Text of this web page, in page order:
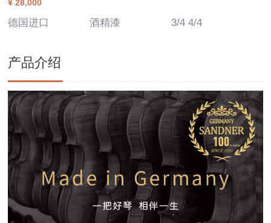
¥ 28,000
德国进口 酒精漆 3/4 4/4
产品介绍